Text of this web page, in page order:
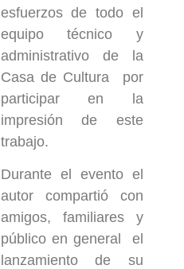
esfuerzos de todo el
equipo técnico y
administrativo de la
Casa de Cultura por
participar en la
impresión de este
trabajo.
Durante el evento el
autor compartió con
amigos, familiares y
público en general el
lanzamiento de su